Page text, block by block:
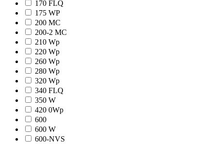
170 FLQ
175 WP
200 MC
200-2 MC
210 Wp
220 Wp
260 Wp
280 Wp
320 Wp
340 FLQ
350 W
420 0Wp
600
600 W
600-NVS